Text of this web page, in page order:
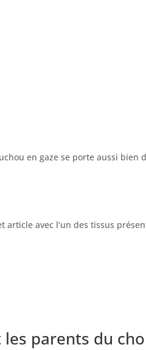
en gaze se porte aussi bien
avec l’un des tissus
les parents du